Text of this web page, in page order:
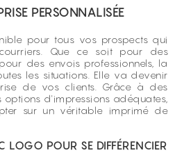
PERSONNALISÉE
pour tous vos prospects qui
Que ce soit pour des
des envois professionnels, la
les situations. Elle va devenir
de vos clients. Grâce à des
d'impressions adéquates,
sur un véritable imprimé de
LOGO POUR SE DIFFÉRENCIER